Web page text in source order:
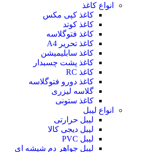
انواع کاغذ
کاغذ کپی مکس
کاغذ کوتد
کاغذ فتوگلاسه
کاغذ تحریر A4
کاغذ سابلیمیشن
کاغذ پشت چسبدار
کاغذ RC
کاغذ دورو فتوگلاسه
گلاسه لیزری
کاغذ ستونی
انواع لیبل
لیبل حرارتی
لیبل دیجی کالا
لیبل PVC
لیبل جواهر دم شیشه ای